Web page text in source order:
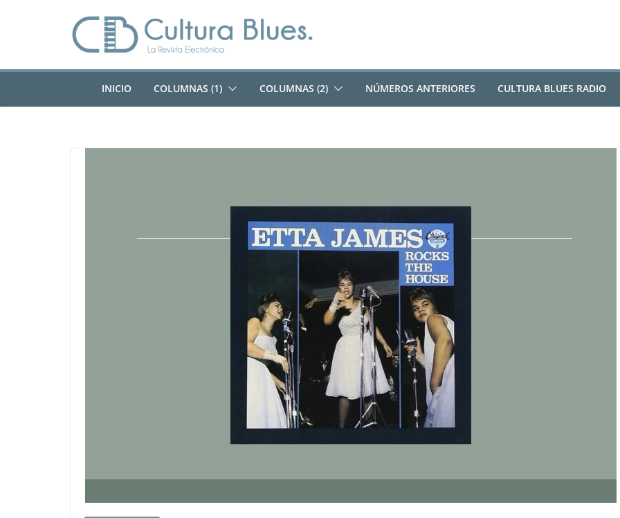
INICIO COLUMNAS (1) COLUMNAS (2) NÚMEROS ANTERIORES CULTURA BLUES RADIO